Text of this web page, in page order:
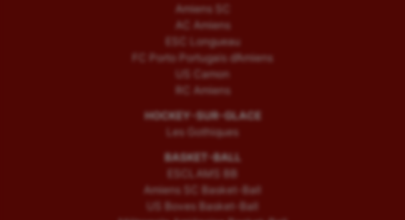
Amiens SC
AC Amiens
ESC Longueau
FC Porto Portugais d’Amiens
US Camon
RC Amiens
HOCKEY-SUR-GLACE
Les Gothiques
BASKET-BALL
ESCLAMS BB
Amiens SC Basket-Ball
US Boves Basket-Ball